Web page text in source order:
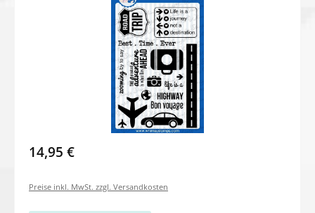
14,95 €
Preise inkl. MwSt. zzgl. Versandkosten